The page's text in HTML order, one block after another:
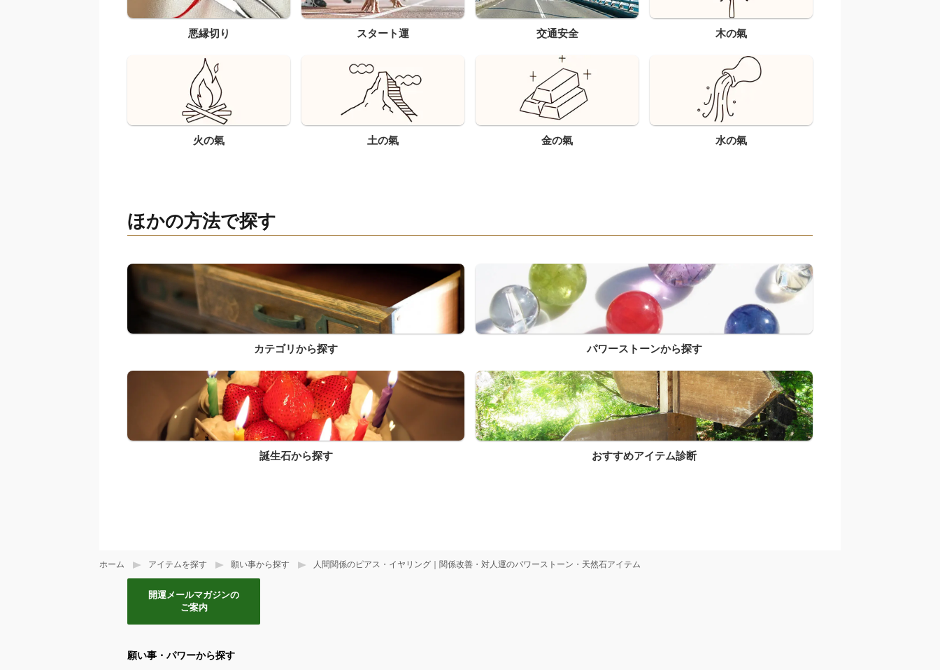
悪縁切り スタート運 交通安全 木の氣
火の氣 土の氣 金の氣 水の氣
ほかの方法で探す
カテゴリから探す パワーストーンから探す
誕生石から探す おすすめアイテム診断
ホーム アイテムを探す 願い事から探す 人間関係のピアス・イヤリング｜関係改善・対人運のパワーストーン・天然石アイテム
開運メールマガジンの
ご案内
願い事・パワーから探す